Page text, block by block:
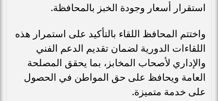
استقرار أسعار وجودة الخبز بالمحافظة.
واختتم المحافظ اللقاء بالتأكيد على استمرار هذه
اللقاءات الدورية لضمان تقديم الدعم الفني
والإداري لأصحاب المخابز، بما يحقق المصلحة
العامة ويحافظ على حق المواطن في الحصول
على خدمة متميزة.